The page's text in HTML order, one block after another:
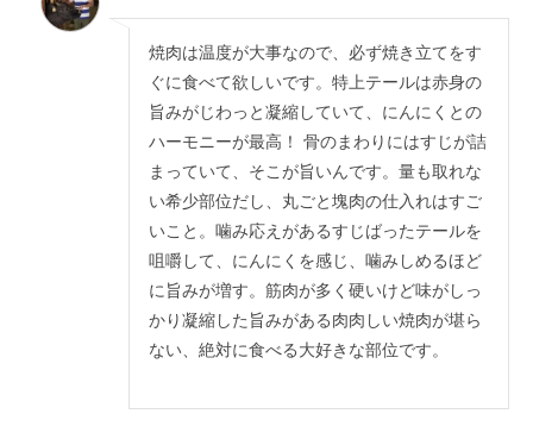
焼肉は温度が大事なので、必ず焼き立てをす
ぐに食べて欲しいです。特上テールは赤身の
旨みがじわっと凝縮していて、にんにくとの
ハーモニーが最高！ 骨のまわりにはすじが詰
まっていて、そこが旨いんです。量も取れな
い希少部位だし、丸ごと塊肉の仕入れはすご
いこと。噛み応えがあるすじばったテールを
咀嚼して、にんにくを感じ、噛みしめるほど
に旨みが増す。筋肉が多く硬いけど味がしっ
かり凝縮した旨みがある肉肉しい焼肉が堪ら
ない、絶対に食べる大好きな部位です。